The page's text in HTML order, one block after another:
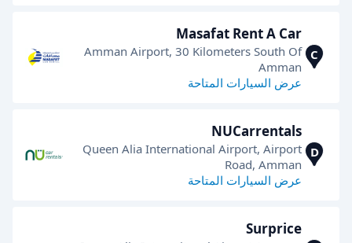
C
Masafat Rent A Car
Amman Airport, 30 Kilometers South Of
Amman
عرض السيارات المتاحة
D
NUCarrentals
Queen Alia International Airport, Airport
Road, Amman
عرض السيارات المتاحة
Surprice